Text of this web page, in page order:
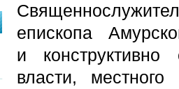
епископа
и конструктивно
власти,